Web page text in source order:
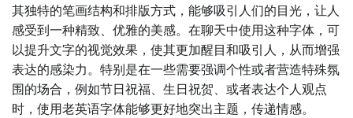
其独特的笔画结构和排版方式，能够吸引人们的目光，让人
感受到一种精致、优雅的美感。在聊天中使用这种字体，可
以提升文字的视觉效果，使其更加醒目和吸引人，从而增强
表达的感染力。特别是在一些需要强调个性或者营造特殊氛
围的场合，例如节日祝福、生日祝贺、或者表达个人观点
时，使用老英语字体能够更好地突出主题，传递情感。